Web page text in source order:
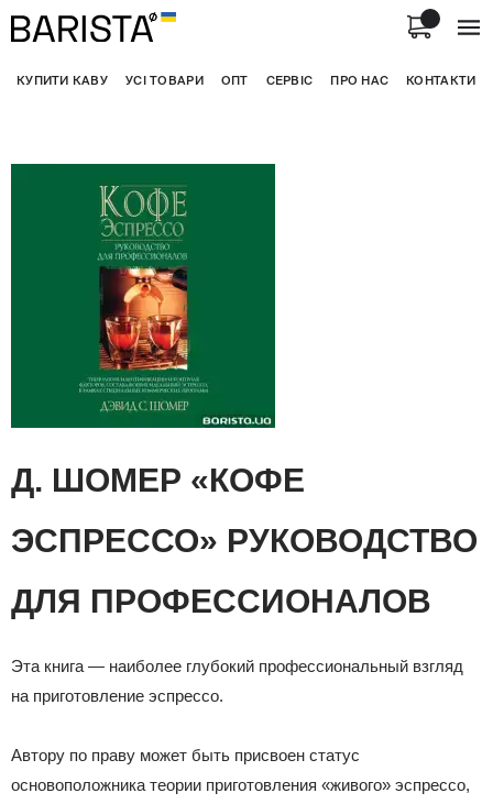
КУПИТИ КАВУ УСІ ТОВАРИ ОПТ СЕРВІС ПРО НАС КОНТАКТИ
Д. ШОМЕР «КОФЕ
ЭСПРЕССО» РУКОВОДСТВО
ДЛЯ ПРОФЕССИОНАЛОВ
Эта книга — наиболее глубокий профессиональный взгляд
на приготовление эспрессо.
Автору по праву может быть присвоен статус
основоположника теории приготовления «живого» эспрессо,